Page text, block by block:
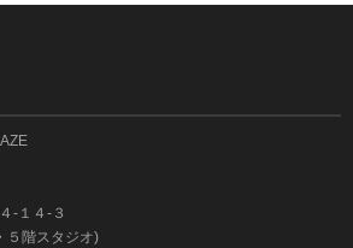
-１４-３
５階スタジオ)